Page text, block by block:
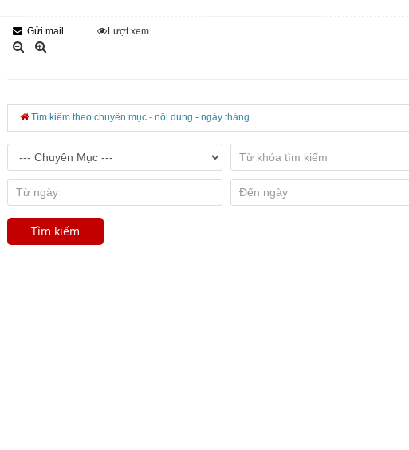
Gửi mail Lượt xem
Tìm kiếm theo chuyên mục - nội dung - ngày tháng